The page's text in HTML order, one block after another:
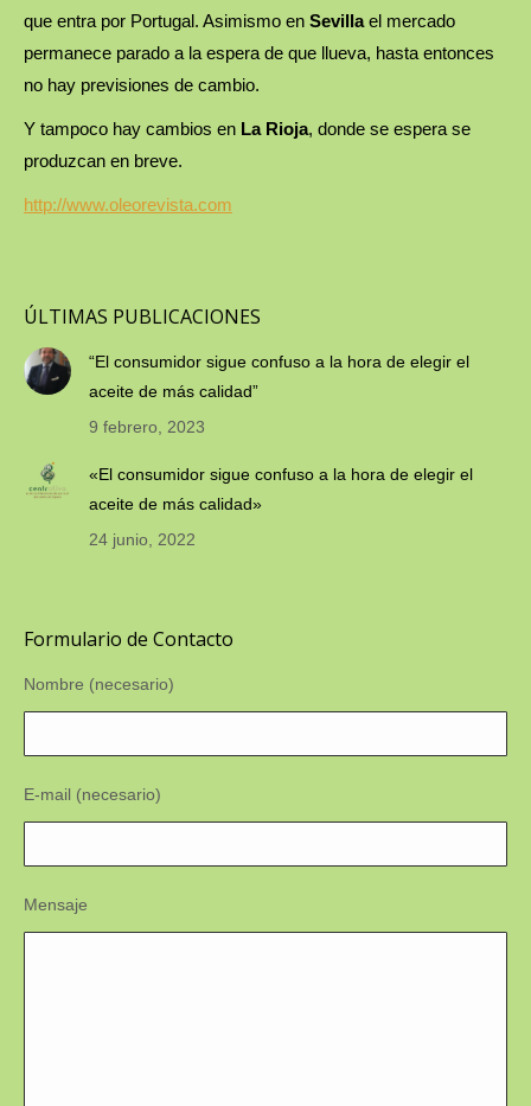
que entra por Portugal. Asimismo en Sevillael mercado
permanece parado a la espera de que llueva, hasta entonces
no hay previsiones de cambio.
Y tampoco hay cambios en La Rioja, donde se espera se
produzcan en breve.
http://www.oleorevista.com
ÚLTIMAS PUBLICACIONES
“El consumidor sigue confuso a la hora de elegir el
aceite de más calidad”
9 febrero, 2023
«El consumidor sigue confuso a la hora de elegir el
aceite de más calidad»
24 junio, 2022
Formulario de Contacto
Nombre (necesario)
E-mail (necesario)
Mensaje